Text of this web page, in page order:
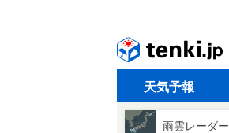
天気予報
雨雲レーダー